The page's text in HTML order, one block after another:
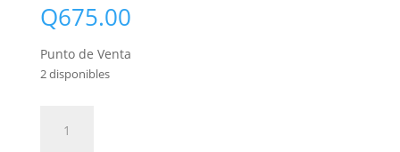
Q675.00
Punto de Venta
2 disponibles